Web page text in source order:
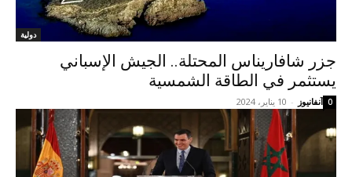
دولية
جزر شافاريناس المحتلة.. الجيش الإسباني
يستثمر في الطاقة الشمسية
آنفانيوز - 10 يناير، 2024 0